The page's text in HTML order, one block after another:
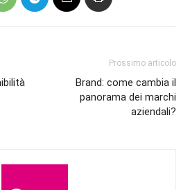
Prossimo articolo
Brand: come cambia il
panorama dei marchi
aziendali?